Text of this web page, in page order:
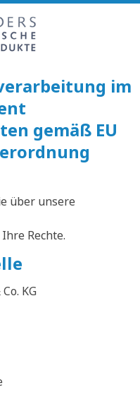
im
gemäß EU
über unsere
Rechte.
KG